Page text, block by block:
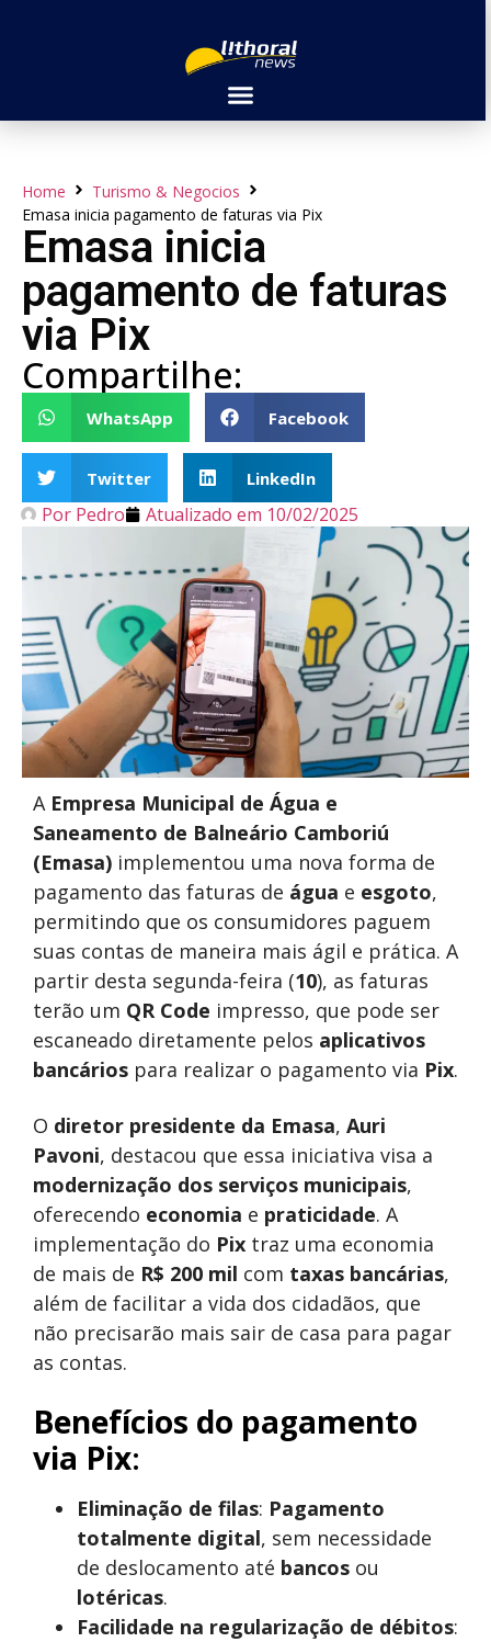
Home
Turismo & Negocios
Emasa inicia pagamento de faturas via Pix
Emasa inicia
pagamento de faturas
via Pix
Compartilhe:
WhatsApp Facebook
Twitter LinkedIn
Por Pedro Atualizado em 10/02/2025
A Empresa Municipal de Água e
Saneamento de Balneário Camboriú
(Emasa) implementou uma nova forma de
pagamento das faturas de água e esgoto,
permitindo que os consumidores paguem
suas contas de maneira mais ágil e prática. A
partir desta segunda-feira (10), as faturas
terão um QR Code impresso, que pode ser
escaneado diretamente pelos aplicativos
bancários para realizar o pagamento via Pix.
O diretor presidente da Emasa, Auri
Pavoni, destacou que essa iniciativa visa a
modernização dos serviços municipais,
oferecendo economia e praticidade. A
implementação do Pix traz uma economia
de mais de R$ 200 mil com taxas bancárias,
além de facilitar a vida dos cidadãos, que
não precisarão mais sair de casa para pagar
as contas.
Benefícios do pagamento
via Pix:
Eliminação de filas: Pagamento
totalmente digital, sem necessidade
de deslocamento até bancos ou
lotéricas.
Facilidade na regularização de débitos: